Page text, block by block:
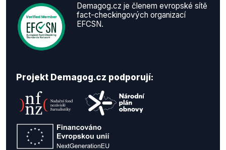
Demagog.cz je členem evropské sítě
fact-checkingových organizací
EFCSN.
Projekt Demagog.cz podporují: